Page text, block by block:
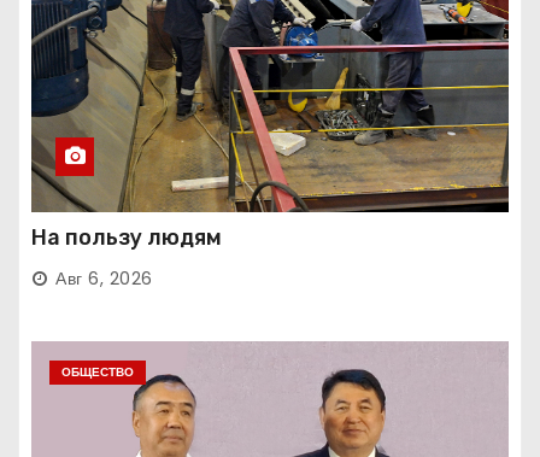
На пользу людям
Авг 6, 2026
ОБЩЕСТВО